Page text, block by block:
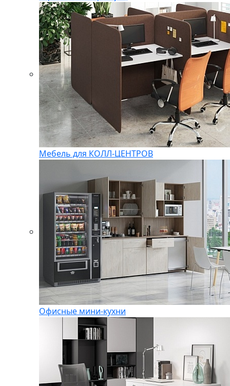
Мебель для КОЛЛ-ЦЕНТРОВ
Офисные мини-кухни